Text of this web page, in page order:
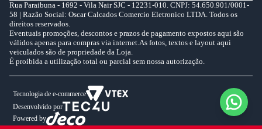
Rua Paraibuna - 1692 - Vila Nair SJC - 12231-010. CNPJ: 54.650.901/0001-
58 | Razão Social: Oscar Calcados Comercio Eletronico LTDA. Todos os
direitos reservados.
Eventuais promoções, descontos e prazos de pagamento expostos aqui são
válidos apenas para compras via internet.As fotos, textos e layout aqui
veiculados são de propriedade da Loja.
É proibida a utilização total ou parcial sem nossa autorização.
Tecnologia de e-commerce
Desenvolvido por
Powered by